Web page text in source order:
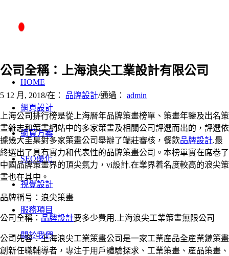
HOME
網頁設計
網頁方案
SEO優化
視覺設計
服務項目
關於我們
公司全稱：上海浪尖工業設計有限公司
5 12 月, 2018/在： 品牌設計/通過： admin
上海公司排行榜是從上海曆年品牌策畫榜單、策畫年鑒及出名策
畫雜志和策畫網站中的多家策畫及相關公司評選而出的，評選依
據幾大圭臬對多家策畫公司舉辦了端莊審核，餐飲品牌設計.最
終選出了具有實力和代表性的品牌策畫公司。本榜單實在席卷了
中國品牌策畫界的頂尖氣力，vi設計.在業界着名度較高的浪尖策
畫也在其中。
品牌稱号：浪尖策畫
公司全稱： 品牌設計要多少費用.上海浪尖工業策畫無限公司
公司先容：上海浪尖工業策畫公司是一家工業産品全産業鏈策畫
創新任職輔導者，專注于用戶體驗探求、工業策畫、産品策畫、